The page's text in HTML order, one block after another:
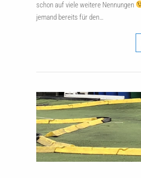
schon auf viele weitere Nennungen
jemand bereits für den…